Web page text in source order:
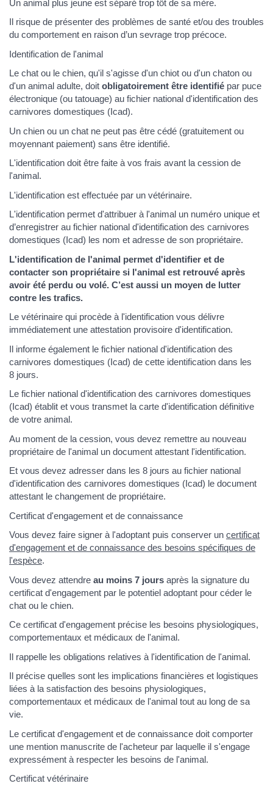
Un animal plus jeune est séparé trop tôt de sa mère.
Il risque de présenter des problèmes de santé et/ou des troubles
du comportement en raison d’un sevrage trop précoce.
Identification de l'animal
Le chat ou le chien, qu'il s'agisse d'un chiot ou d'un chaton ou
d'un animal adulte, doit obligatoirement être identifié par puce
électronique (ou tatouage) au fichier national d'identification des
carnivores domestiques (Icad).
Un chien ou un chat ne peut pas être cédé (gratuitement ou
moyennant paiement) sans être identifié.
L'identification doit être faite à vos frais avant la cession de
l'animal.
L'identification est effectuée par un vétérinaire.
L'identification permet d'attribuer à l'animal un numéro unique et
d’enregistrer au fichier national d'identification des carnivores
domestiques (Icad) les nom et adresse de son propriétaire.
L'identification de l'animal permet d'identifier et de
contacter son propriétaire si l'animal est retrouvé après
avoir été perdu ou volé. C’est aussi un moyen de lutter
contre les trafics.
Le vétérinaire qui procède à l'identification vous délivre
immédiatement une attestation provisoire d'identification.
Il informe également le fichier national d'identification des
carnivores domestiques (Icad) de cette identification dans les
8 jours.
Le fichier national d'identification des carnivores domestiques
(Icad) établit et vous transmet la carte d'identification définitive
de votre animal.
Au moment de la cession, vous devez remettre au nouveau
propriétaire de l'animal un document attestant l'identification.
Et vous devez adresser dans les 8 jours au fichier national
d'identification des carnivores domestiques (Icad) le document
attestant le changement de propriétaire.
Certificat d'engagement et de connaissance
Vous devez faire signer à l'adoptant puis conserver un certificat
d'engagement et de connaissance des besoins spécifiques de
l'espèce.
Vous devez attendre au moins 7 jours après la signature du
certificat d'engagement par le potentiel adoptant pour céder le
chat ou le chien.
Ce certificat d'engagement précise les besoins physiologiques,
comportementaux et médicaux de l'animal.
Il rappelle les obligations relatives à l'identification de l'animal.
Il précise quelles sont les implications financières et logistiques
liées à la satisfaction des besoins physiologiques,
comportementaux et médicaux de l'animal tout au long de sa
vie.
Le certificat d'engagement et de connaissance doit comporter
une mention manuscrite de l'acheteur par laquelle il s'engage
expressément à respecter les besoins de l'animal.
Certificat vétérinaire